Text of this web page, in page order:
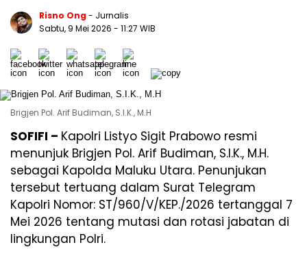
Risno Ong- Jurnalis
Sabtu, 9 Mei 2026 - 11:27 WIB
Brigjen Pol. Arif Budiman, S.I.K., M.H
SOFIFI – Kapolri Listyo Sigit Prabowo resmi
menunjuk Brigjen Pol. Arif Budiman, S.I.K., M.H.
sebagai Kapolda Maluku Utara. Penunjukan
tersebut tertuang dalam Surat Telegram
Kapolri Nomor: ST/960/V/KEP./2026 tertanggal 7
Mei 2026 tentang mutasi dan rotasi jabatan di
lingkungan Polri.